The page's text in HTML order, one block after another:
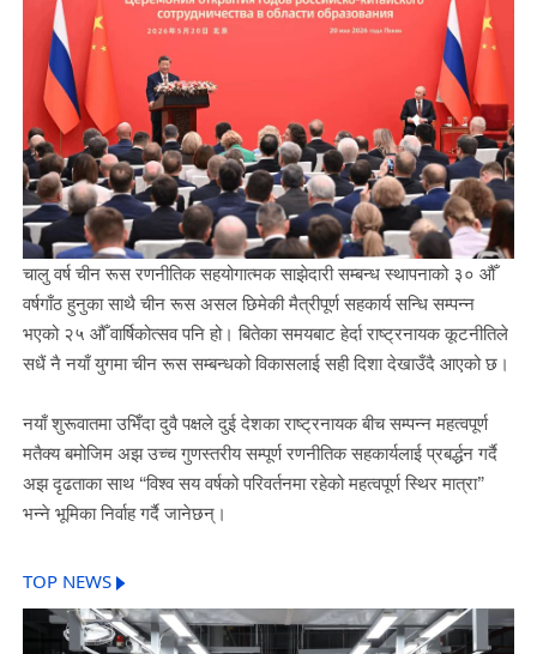
चालु वर्ष चीन रूस रणनीतिक सहयोगात्मक साझेदारी सम्बन्ध स्थापनाको ३० औँ
वर्षगाँठ हुनुका साथै चीन रूस असल छिमेकी मैत्रीपूर्ण सहकार्य सन्धि सम्पन्न
भएको २५ औँ वार्षिकोत्सव पनि हो। बितेका समयबाट हेर्दा राष्ट्रनायक कूटनीतिले
सधैं नै नयाँ युगमा चीन रूस सम्बन्धको विकासलाई सही दिशा देखाउँदै आएको छ।
नयाँ शुरूवातमा उभिँदा दुवै पक्षले दुई देशका राष्ट्रनायक बीच सम्पन्न महत्वपूर्ण
मतैक्य बमोजिम अझ उच्च गुणस्तरीय सम्पूर्ण रणनीतिक सहकार्यलाई प्रबर्द्धन गर्दै
अझ दृढताका साथ “विश्व सय वर्षको परिवर्तनमा रहेको महत्वपूर्ण स्थिर मात्रा”
भन्ने भूमिका निर्वाह गर्दै जानेछन्।
TOP NEWS